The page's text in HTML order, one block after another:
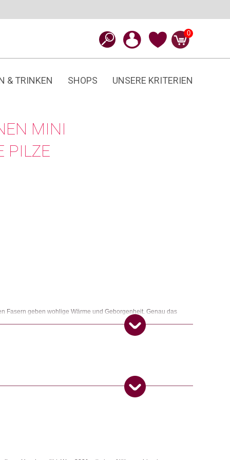
0
& TRINKEN SHOPS UNSERE KRITERIEN
MINI
PILZE
Fasern geben wohlige Wärme und Geborgenheit. Genau das
mit einer schönen Tasse Tee und einem guten Buch. Keines dieser